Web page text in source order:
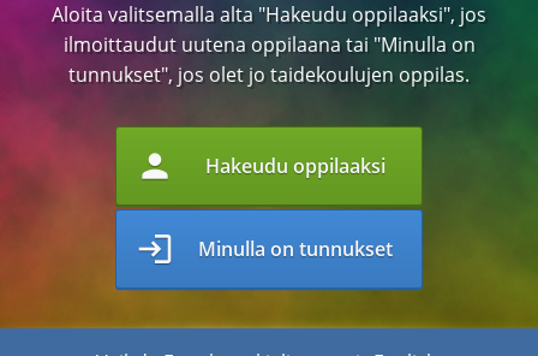
Aloita valitsemalla alta "Hakeudu oppilaaksi", jos
ilmoittaudut uutena oppilaana tai "Minulla on
tunnukset", jos olet jo taidekoulujen oppilas.
person Hakeudu oppilaaksi
login Minulla on tunnukset